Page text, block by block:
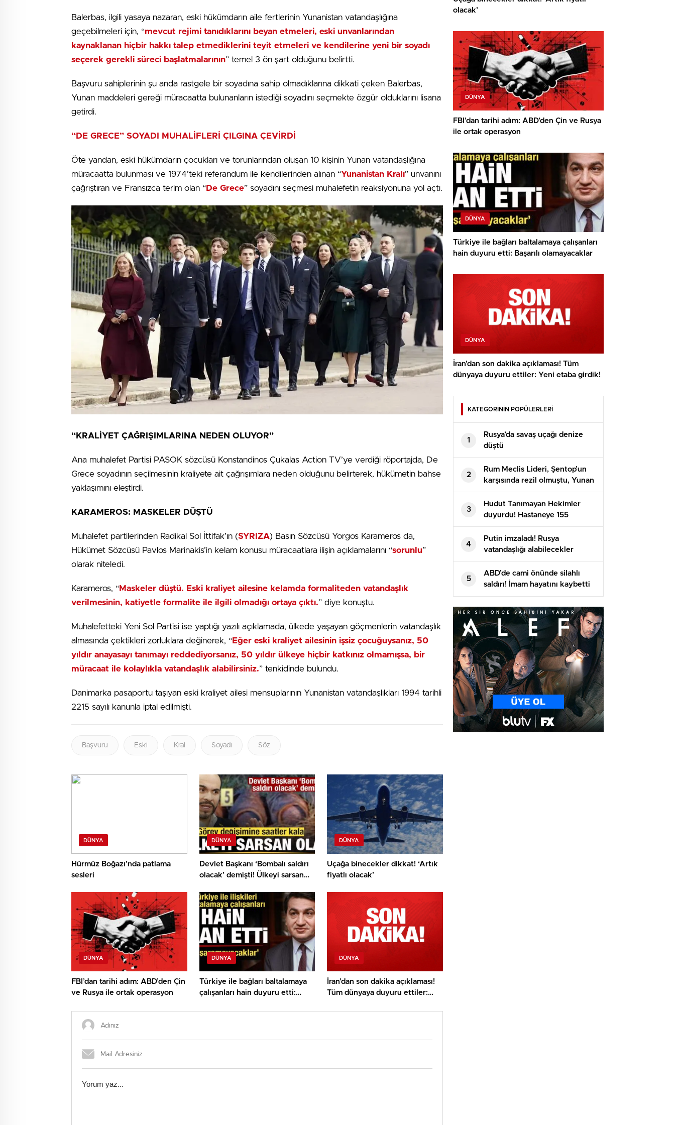
Balerbas, ilgili yasaya nazaran, eski hükümdarın aile fertlerinin Yunanistan vatandaşlığına
geçebilmeleri için, “mevcut rejimi tanıdıklarını beyan etmeleri, eski unvanlarından
kaynaklanan hiçbir hakkı talep etmediklerini teyit etmeleri ve kendilerine yeni bir soyadı
seçerek gerekli süreci başlatmalarının” temel 3 ön şart olduğunu belirtti.
Başvuru sahiplerinin şu anda rastgele bir soyadına sahip olmadıklarına dikkati çeken Balerbas,
Yunan maddeleri gereği müracaatta bulunanların istediği soyadını seçmekte özgür olduklarını lisana
getirdi.
“DE GRECE” SOYADI MUHALİFLERİ ÇILGINA ÇEVİRDİ
Öte yandan, eski hükümdarın çocukları ve torunlarından oluşan 10 kişinin Yunan vatandaşlığına
müracaatta bulunması ve 1974’teki referandum ile kendilerinden alınan “Yunanistan Kralı” unvanını
çağrıştıran ve Fransızca terim olan “De Grece” soyadını seçmesi muhalefetin reaksiyonuna yol açtı.
“KRALİYET ÇAĞRIŞIMLARINA NEDEN OLUYOR”
Ana muhalefet Partisi PASOK sözcüsü Konstandinos Çukalas Action TV’ye verdiği röportajda, De
Grece soyadının seçilmesinin kraliyete ait çağrışımlara neden olduğunu belirterek, hükümetin bahse
yaklaşımını eleştirdi.
KARAMEROS: MASKELER DÜŞTÜ
Muhalefet partilerinden Radikal Sol İttifak’ın (SYRIZA) Basın Sözcüsü Yorgos Karameros da,
Hükümet Sözcüsü Pavlos Marinakis’in kelam konusu müracaatlara ilişin açıklamalarını “sorunlu”
olarak niteledi.
Karameros, “Maskeler düştü. Eski kraliyet ailesine kelamda formaliteden vatandaşlık
verilmesinin, katiyetle formalite ile ilgili olmadığı ortaya çıktı.” diye konuştu.
Muhalefetteki Yeni Sol Partisi ise yaptığı yazılı açıklamada, ülkede yaşayan göçmenlerin vatandaşlık
almasında çektikleri zorluklara değinerek, “Eğer eski kraliyet ailesinin işsiz çocuğuysanız, 50
yıldır anayasayı tanımayı reddediyorsanız, 50 yıldır ülkeye hiçbir katkınız olmamışsa, bir
müracaat ile kolaylıkla vatandaşlık alabilirsiniz.” tenkidinde bulundu.
Danimarka pasaportu taşıyan eski kraliyet ailesi mensuplarının Yunanistan vatandaşlıkları 1994 tarihli
2215 sayılı kanunla iptal edilmişti.
Başvuru Eski Kral Soyadı Söz
DÜNYA
Hürmüz Boğazı’nda patlama
sesleri
DÜNYA
Devlet Başkanı ‘Bombalı saldırı
olacak’ demişti! Ülkeyi sarsan
DÜNYA
Uçağa binecekler dikkat! ‘Artık
fiyatlı olacak’
DÜNYA
FBI’dan tarihi adım: ABD’den Çin
ve Rusya ile ortak operasyon
DÜNYA
Türkiye ile bağları baltalamaya
çalışanları hain duyuru etti:
DÜNYA
İran’dan son dakika açıklaması!
Tüm dünyaya duyuru ettiler:
olacak’
DÜNYA
FBI’dan tarihi adım: ABD’den Çin ve Rusya
ile ortak operasyon
DÜNYA
Türkiye ile bağları baltalamaya çalışanları
hain duyuru etti: Başarılı olamayacaklar
DÜNYA
İran’dan son dakika açıklaması! Tüm
dünyaya duyuru ettiler: Yeni etaba girdik!
KATEGORİNİN POPÜLERLERİ
1
Rusya’da savaş uçağı denize
düştü
2
Rum Meclis Lideri, Şentop’un
karşısında rezil olmuştu, Yunan
basını isyan etti
3
Hudut Tanımayan Hekimler
duyurdu! Hastaneye 155
meyyit, 357 yaralı getirildi
4
Putin imzaladı! Rusya
vatandaşlığı alabilecekler
5
ABD’de cami önünde silahlı
saldırı! İmam hayatını kaybetti